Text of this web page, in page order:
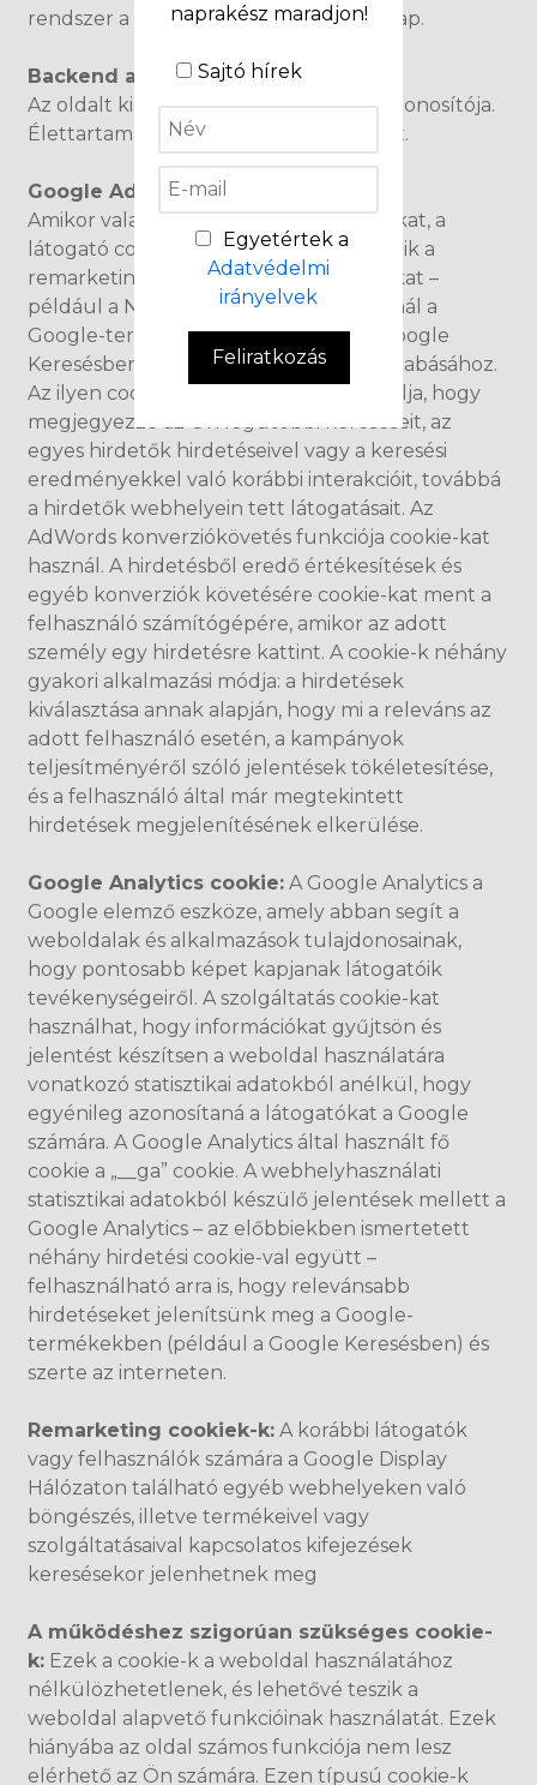
naprakész maradjon!
Sajtó hírek
Egyetértek a
Adatvédelmi
irányelvek
Feliratkozás
rendszer a látogatót. Élettartama 90 nap.
Backend azonosító cookie:
Az oldalt kiszolgáló backend szerver azonosítója.
Élettartama a böngésző bezárásáig tart.
Google Adwords cookie
Amikor valaki meglátogatja az oldalunkat, a
látogató cookie-azonosítója hozzáadódik a
remarketinglistához. A Google cookie-kat –
például a NID és SID cookie-kat – használ a
Google-termékekben, így például a Google
Keresésben látható hirdetések testreszabásához.
Az ilyen cookie-kat például arra használja, hogy
megjegyezze az Ön legutóbbi kereséseit, az
egyes hirdetők hirdetéseivel vagy a keresési
eredményekkel való korábbi interakcióit, továbbá
a hirdetők webhelyein tett látogatásait. Az
AdWords konverziókövetés funkciója cookie-kat
használ. A hirdetésből eredő értékesítések és
egyéb konverziók követésére cookie-kat ment a
felhasználó számítógépére, amikor az adott
személy egy hirdetésre kattint. A cookie-k néhány
gyakori alkalmazási módja: a hirdetések
kiválasztása annak alapján, hogy mi a releváns az
adott felhasználó esetén, a kampányok
teljesítményéről szóló jelentések tökéletesítése,
és a felhasználó által már megtekintett
hirdetések megjelenítésének elkerülése.
Google Analytics cookie: A Google Analytics a
Google elemző eszköze, amely abban segít a
weboldalak és alkalmazások tulajdonosainak,
hogy pontosabb képet kapjanak látogatóik
tevékenységeiről. A szolgáltatás cookie-kat
használhat, hogy információkat gyűjtsön és
jelentést készítsen a weboldal használatára
vonatkozó statisztikai adatokból anélkül, hogy
egyénileg azonosítaná a látogatókat a Google
számára. A Google Analytics által használt fő
cookie a „__ga” cookie. A webhelyhasználati
statisztikai adatokból készülő jelentések mellett a
Google Analytics – az előbbiekben ismertetett
néhány hirdetési cookie-val együtt –
felhasználható arra is, hogy relevánsabb
hirdetéseket jelenítsünk meg a Google-
termékekben (például a Google Keresésben) és
szerte az interneten.
Remarketing cookiek-k: A korábbi látogatók
vagy felhasználók számára a Google Display
Hálózaton található egyéb webhelyeken való
böngészés, illetve termékeivel vagy
szolgáltatásaival kapcsolatos kifejezések
keresésekor jelenhetnek meg
A működéshez szigorúan szükséges cookie-
k: Ezek a cookie-k a weboldal használatához
nélkülözhetetlenek, és lehetővé teszik a
weboldal alapvető funkcióinak használatát. Ezek
hiányába az oldal számos funkciója nem lesz
elérhető az Ön számára. Ezen típusú cookie-k